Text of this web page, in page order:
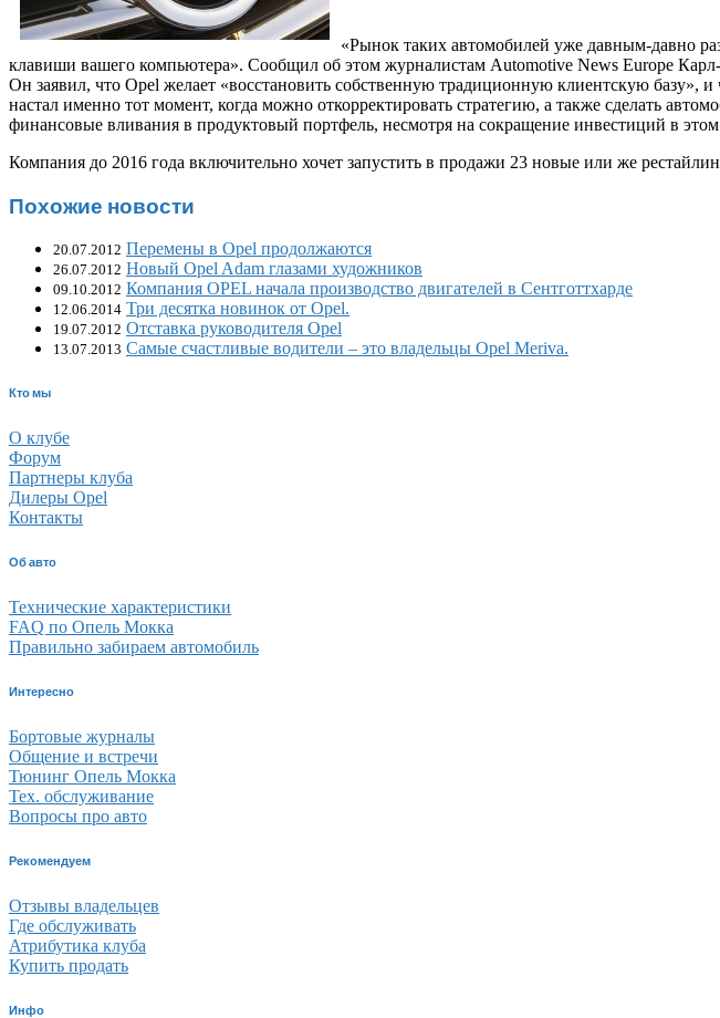
«Рынок таких автомобилей уже давным-давно
клавиши вашего компьютера». Сообщил об этом журналистам Automotive News Europe
Он заявил, что Opel желает «восстановить собственную традиционную клиентскую базу»,
настал именно тот момент, когда можно откорректировать стратегию, а также сделать
финансовые вливания в продуктовый портфель, несмотря на сокращение инвестиций в
Компания до 2016 года включительно хочет запустить в продажи 23 новые или же
Похожие новости
20.07.2012 Перемены в Opel продолжаются
26.07.2012 Новый Opel Adam глазами художников
09.10.2012 Компания OPEL начала производство двигателей в Сентготтхарде
12.06.2014 Три десятка новинок от Opel.
19.07.2012 Отставка руководителя Opel
13.07.2013 Самые счастливые водители – это владельцы Opel Meriva.
Кто мы
О клубе
Форум
Партнеры клуба
Дилеры Opel
Контакты
Об авто
Технические характеристики
FAQ по Опель Мокка
Правильно забираем автомобиль
Интересно
Бортовые журналы
Общение и встречи
Тюнинг Опель Мокка
Тех. обслуживание
Вопросы про авто
Рекомендуем
Отзывы владельцев
Где обслуживать
Атрибутика клуба
Купить продать
Инфо